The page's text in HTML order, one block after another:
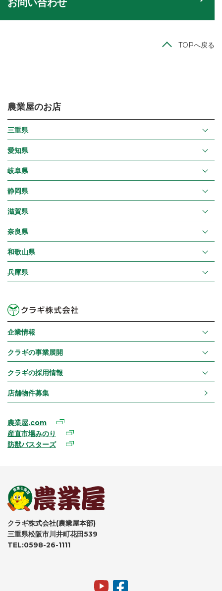
お問い合わせ
TOPへ戻る
農業屋のお店
三重県
愛知県
岐阜県
静岡県
滋賀県
奈良県
和歌山県
兵庫県
企業情報
クラギの事業展開
クラギの採用情報
店舗物件募集
農業屋.com
産直市場みのり
防獣バスターズ
クラギ株式会社(農業屋本部)
三重県松阪市川井町花田539
TEL:0598-26-1111